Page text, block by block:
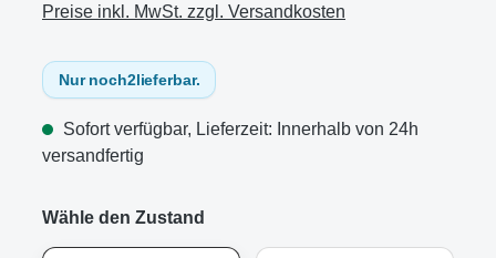
Preise inkl. MwSt. zzgl. Versandkosten
Nur noch2lieferbar.
Sofort verfügbar, Lieferzeit: Innerhalb von 24h
versandfertig
Wähle den Zustand